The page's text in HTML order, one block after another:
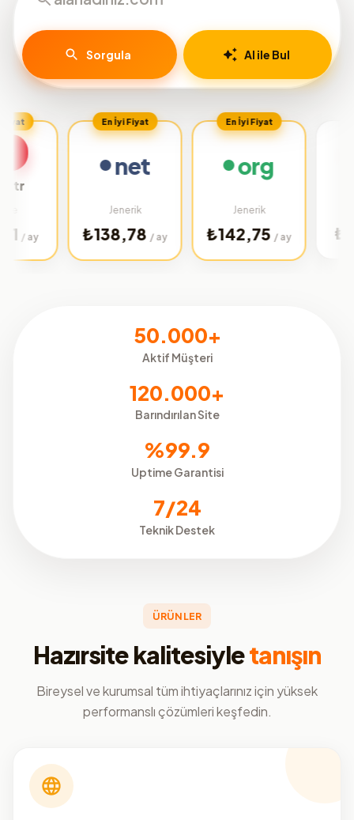
Sorgula AI ile Bul
En İyi Fiyat
net
₺138,78 / ay
En İyi Fiyat
org
₺142,75 / ay ₺32,02
50.000+
Aktif Müşteri
120.000+
Barındırılan Site
%99.9
Uptime Garantisi
7/24
Teknik Destek
ÜRÜNLER
Hazırsite kalitesiyletanışın
Bireysel ve kurumsal tüm ihtiyaçlarınız için yüksek
performanslı çözümleri keşfedin.